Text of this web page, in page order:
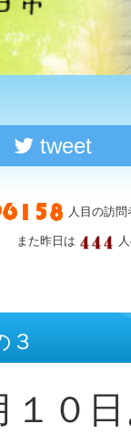
tweet
人目の訪
また昨日は
３
１０